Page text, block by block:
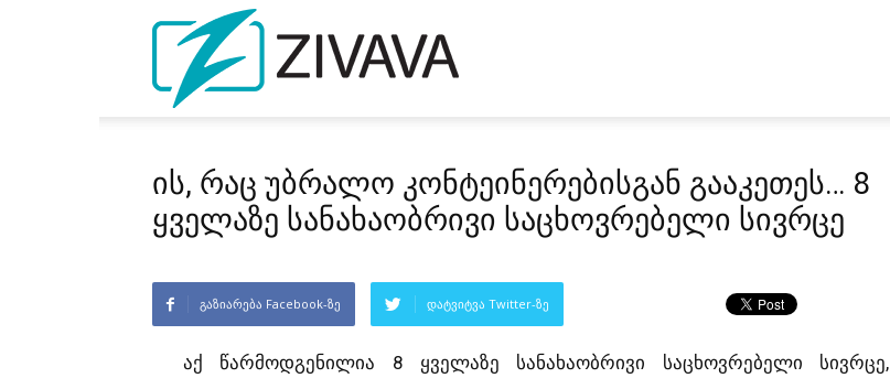
ის, რაც უბრალო კონტეინერებისგან გააკეთეს… 8
ყველაზე სანახაობრივი საცხოვრებელი სივრცე
გაზიარება Facebook-ზე დატვიტვა Twitter-ზე
აქ წარმოდგენილია 8 ყველაზე სანახაობრივი საცხოვრებელი სივრცე,